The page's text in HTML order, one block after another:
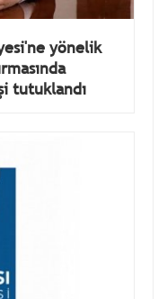
yönelik
tutuklandı